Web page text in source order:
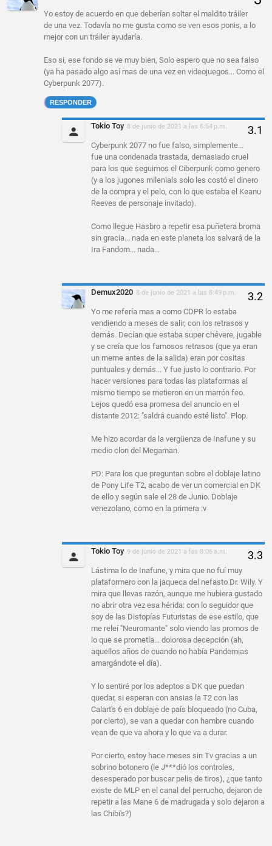
Yo estoy de acuerdo en que deberían soltar el maldito tráiler
de una vez. Todavía no me gusta como se ven esos ponis, a lo
mejor con un tráiler ayudaría.
Eso si, ese fondo se ve muy bien, Solo espero que no sea falso
(ya ha pasado algo así mas de una vez en videojuegos... Como el
Cyberpunk 2077).
RESPONDER
Tokio Toy 8 de junio de 2021 a las 6:54 p.m.
Cyberpunk 2077 no fue falso, simplemente...
fue una condenada trastada, demasiado cruel
para los que seguimos el Ciberpunk como genero
(y a los jugones milenials solo les costó el dinero
de la compra y el pelo, con lo que estaba el Keanu
Reeves de personaje invitado).
Como llegue Hasbro a repetir esa puñetera broma
sin gracia... nada en este planeta los salvará de la
Ira Fandom... nada...
Demux2020 8 de junio de 2021 a las 8:49 p.m.
Yo me refería mas a como CDPR lo estaba
vendiendo a meses de salir, con los retrasos y
demás. Decían que estaba super chévere, jugable
y se creía que los famosos retrasos (que ya eran
un meme antes de la salida) eran por cositas
puntuales y demás... Y fue justo lo contrario. Por
hacer versiones para todas las plataformas al
mismo tiempo se metieron en un marrón feo.
Lejos quedó esa promesa del anuncio en el
distante 2012: "saldrá cuando esté listo". Plop.
Me hizo acordar da la vergüenza de Inafune y su
medio clon del Megaman.
PD: Para los que preguntan sobre el doblaje latino
de Pony Life T2, acabo de ver un comercial en DK
de ello y según sale el 28 de Junio. Doblaje
venezolano, como en la primera :v
Tokio Toy 9 de junio de 2021 a las 8:06 a.m.
Lástima lo de Inafune, y mira que no fuí muy
plataformero con la jaqueca del nefasto Dr. Wily. Y
mira que llevas razón, aunque me hubiera gustado
no abrir otra vez esa hérida: con lo seguidor que
soy de las Distopías Futuristas de ese estilo, que
me releí "Neuromante" solo viendo las promos de
lo que se prometía... dolorosa decepción (ah,
aquellos años de cuando no había Pandemias
amargándote el día).
Y lo sentiré por los adeptos a DK que puedan
quedar, si esperan con ansias la T2 con las
Calart's 6 en doblaje de país bloqueado (no Cuba,
por cierto), se van a quedar con hambre cuando
vean de que va ahora y lo que va a durar.
Por cierto, estoy hace meses sin Tv gracias a un
sobrino botonero (le J***dió los controles,
desesperado por buscar pelis de tiros), ¿que tanto
existe de MLP en el canal del perrucho, dejaron de
repetir a las Mane 6 de madrugada y solo dejaron a
las Chibi's?)